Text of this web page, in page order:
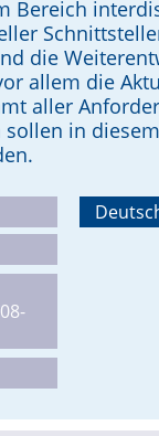
Bereich
die
allem die
aller
in